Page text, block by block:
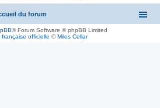
du forum
® Forum Software © phpBB Limited
officielle ©Miles Cellar